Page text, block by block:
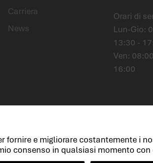
Carriera
News
Orari di
Lun-Gio:
13:30 -
Ven:
16:00